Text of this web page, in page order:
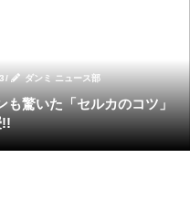
/ ダンミ ニュース部
!!